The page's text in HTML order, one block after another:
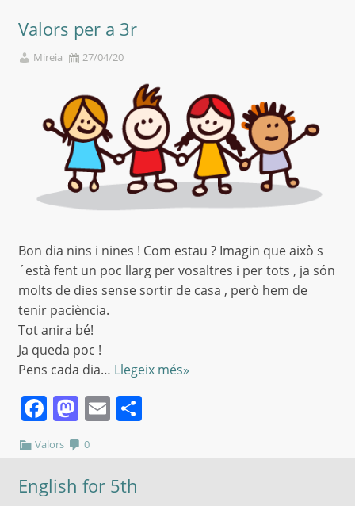
Valors per a 3r
Mireia 27/04/20
Bon dia nins i nines ! Com estau ? Imagin que això s
´està fent un poc llarg per vosaltres i per tots , ja són
molts de dies sense sortir de casa , però hem de
tenir paciència.
Tot anira bé!
Ja queda poc !
Pens cada dia… Llegeix més»
Facebook
Mastodon
Email
Valors 0
English for 5th